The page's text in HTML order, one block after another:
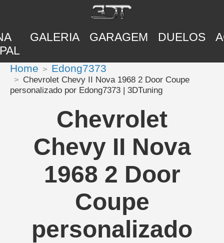
GALERIA GARAGEM DUELOS
Home Edong7373
Chevrolet Chevy II Nova 1968 2 Door Coupe
personalizado por Edong7373 | 3DTuning
Chevrolet
Chevy II Nova
1968 2 Door
Coupe
personalizado